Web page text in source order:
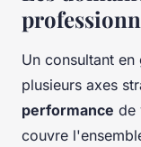
Un consultant
plusieurs axes
performance de
couvre